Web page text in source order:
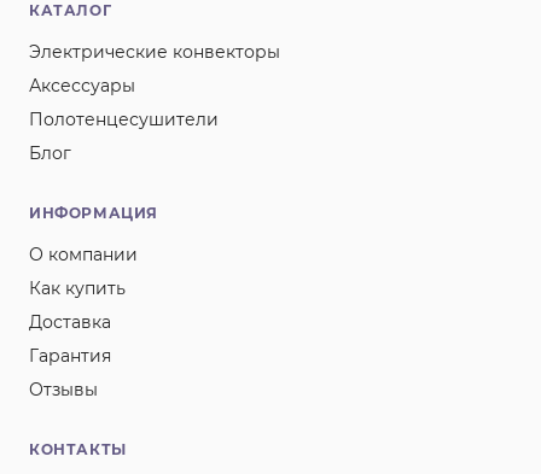
КАТАЛОГ
Электрические конвекторы
Аксессуары
Полотенцесушители
Блог
ИНФОРМАЦИЯ
О компании
Как купить
Доставка
Гарантия
Отзывы
КОНТАКТЫ